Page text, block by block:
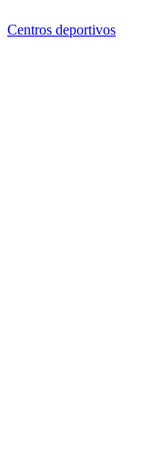
Centros deportivos